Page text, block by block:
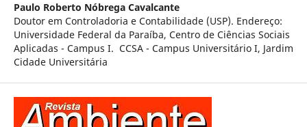
Paulo Roberto Nóbrega Cavalcante
Doutor em Controladoria e Contabilidade (USP). Endereço:
Universidade Federal da Paraíba, Centro de Ciências Sociais
Aplicadas - Campus I. CCSA - Campus Universitário I, Jardim
Cidade Universitária